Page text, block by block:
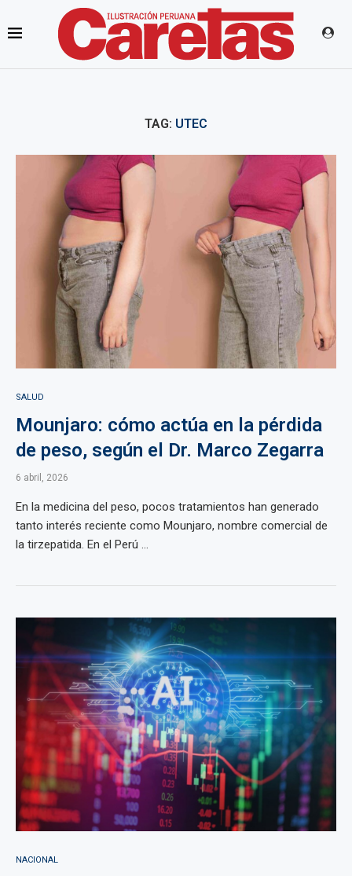
TAG: UTEC
SALUD
Mounjaro: cómo actúa en la pérdida
de peso, según el Dr. Marco Zegarra
6 abril, 2026
En la medicina del peso, pocos tratamientos han generado
tanto interés reciente como Mounjaro, nombre comercial de
la tirzepatida. En el Perú ...
NACIONAL